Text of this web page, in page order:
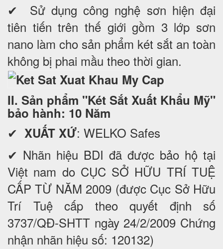
✔ Sử dụng công nghệ sơn hiện đại
tiên tiến trên thế giới gồm 3 lớp sơn
nano làm cho sản phẩm két sắt an toàn
không bị phai mầu theo thời gian.
II. Sản phẩm "Két Sắt Xuất Khẩu Mỹ"
bảo hành: 10 Năm
✔ XUẤT XỨ: WELKO Safes
✔ Nhãn hiệu BDI đã được bảo hộ tại
Việt nam do CỤC SỞ HỮU TRÍ TUỆ
CẤP TỪ NĂM 2009 (được Cục Sở Hữu
Trí Tuệ cấp theo quyết định số
3737/QĐ-SHTT ngày 24/2/2009 Chứng
nhận nhãn hiệu số: 120132)